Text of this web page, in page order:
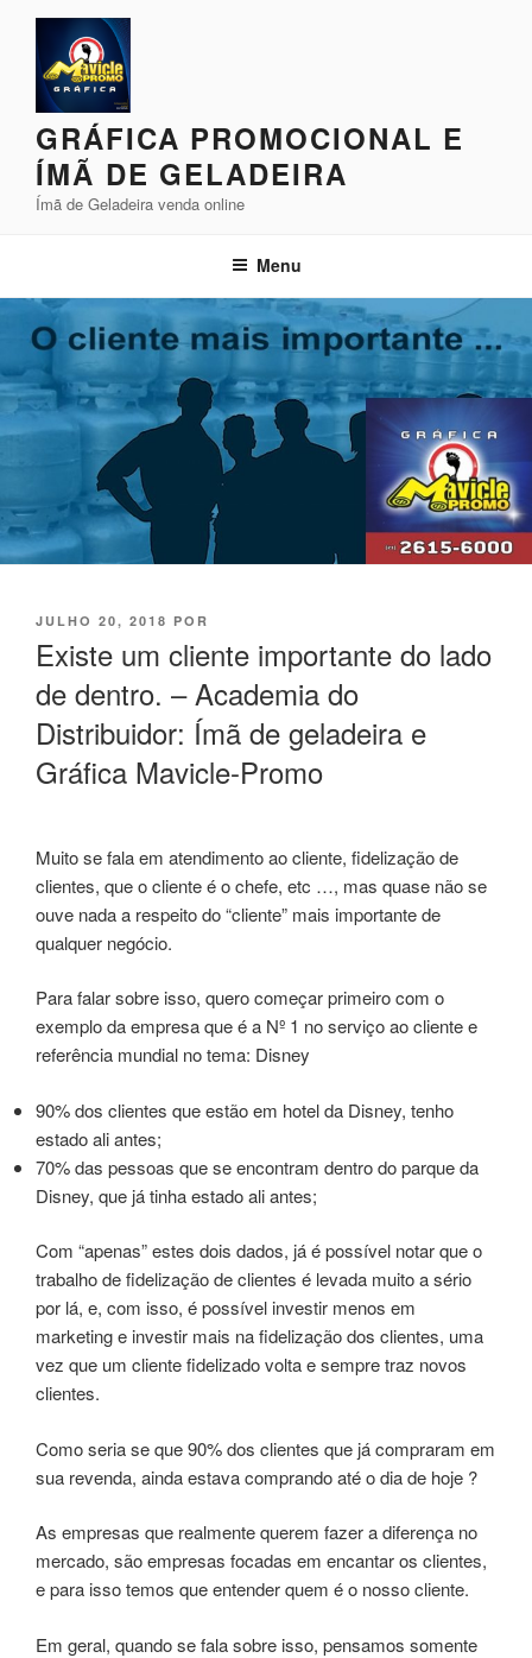
Pular
conteúdo
GRÁFICA PROMOCIONAL E
ÍMÃ DE GELADEIRA
Ímã de Geladeira venda online
Menu
PUBLICADO
JULHO 20, 2018 POR
Existe um cliente importante do lado
de dentro. – Academia do
Distribuidor: Ímã de geladeira e
Gráfica Mavicle-Promo
Muito se fala em atendimento ao cliente, fidelização de
clientes, que o cliente é o chefe, etc …, mas quase não se
ouve nada a respeito do “cliente” mais importante de
qualquer negócio.
Para falar sobre isso, quero começar primeiro com o
exemplo da empresa que é a Nº 1 no serviço ao cliente e
referência mundial no tema: Disney
90% dos clientes que estão em hotel da Disney, tenho
estado ali antes;
70% das pessoas que se encontram dentro do parque da
Disney, que já tinha estado ali antes;
Com “apenas” estes dois dados, já é possível notar que o
trabalho de fidelização de clientes é levada muito a sério
por lá, e, com isso, é possível investir menos em
marketing e investir mais na fidelização dos clientes, uma
vez que um cliente fidelizado volta e sempre traz novos
clientes.
Como seria se que 90% dos clientes que já compraram em
sua revenda, ainda estava comprando até o dia de hoje ?
As empresas que realmente querem fazer a diferença no
mercado, são empresas focadas em encantar os clientes,
e para isso temos que entender quem é o nosso cliente.
Em geral, quando se fala sobre isso, pensamos somente